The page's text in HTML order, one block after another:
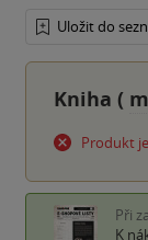
Uložit do
Kniha (
Produkt
Při
K